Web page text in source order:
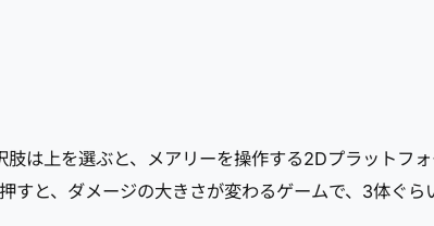
は上を選ぶと、メアリーを操作する2Dプラットフォ
と、ダメージの大きさが変わるゲームで、3体ぐ